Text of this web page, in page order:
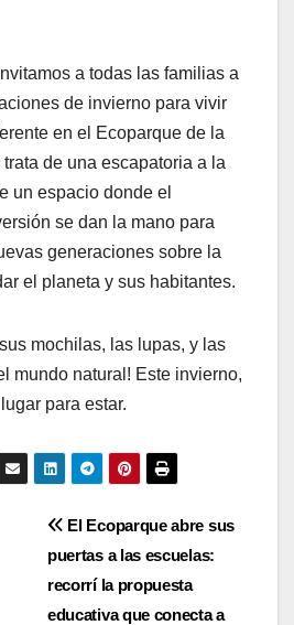
a todas las familias a
de invierno para vivir
en el Ecoparque de la
de una escapatoria a la
un espacio donde el
se dan la mano para
generaciones sobre la
el planeta y sus habitantes.
mochilas, las lupas, y las
mundo natural! Este invierno,
para estar.
El Ecoparque abre sus
puertas a las escuelas:
recorrí la propuesta
educativa que conecta a